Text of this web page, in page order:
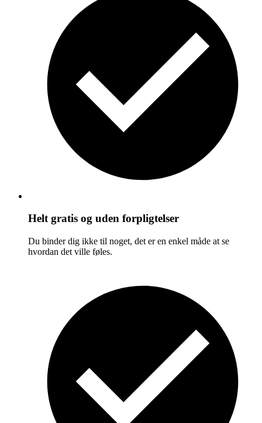
Helt gratis og uden forpligtelser
Du binder dig ikke til noget, det er en enkel måde at se
hvordan det ville føles.